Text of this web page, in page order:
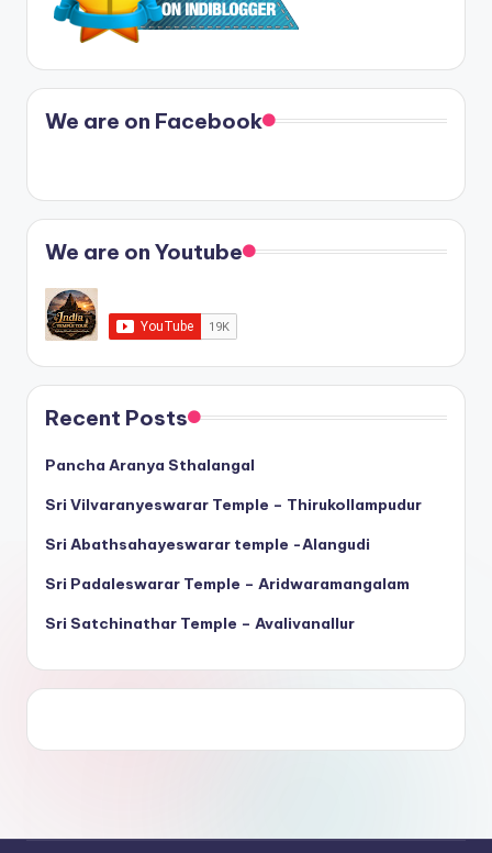
We are on Facebook
We are on Youtube
Recent Posts
Pancha Aranya Sthalangal
Sri Vilvaranyeswarar Temple – Thirukollampudur
Sri Abathsahayeswarar temple -Alangudi
Sri Padaleswarar Temple – Aridwaramangalam
Sri Satchinathar Temple – Avalivanallur